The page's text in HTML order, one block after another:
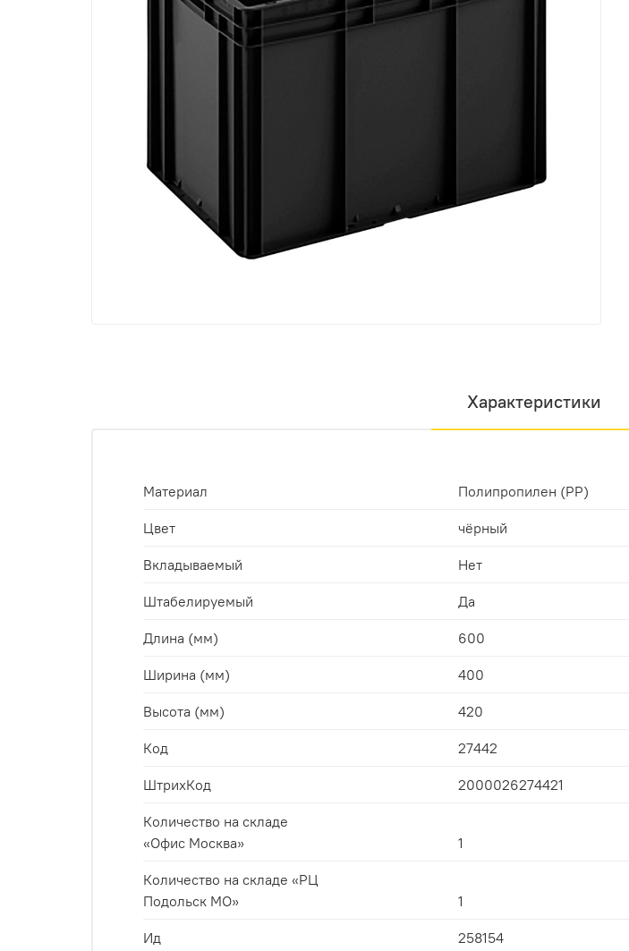
Характеристики
Материал Полипропилен (PP)
Цвет чёрный
Вкладываемый Нет
Штабелируемый Да
Длина (мм) 600
Ширина (мм) 400
Высота (мм) 420
Код 27442
ШтрихКод 2000026274421
Количество на складе
«Офис Москва»
1
Количество на складе «РЦ
Подольск МО»
1
Ид 258154